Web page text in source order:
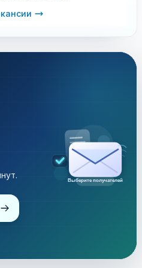
Выберите получателей